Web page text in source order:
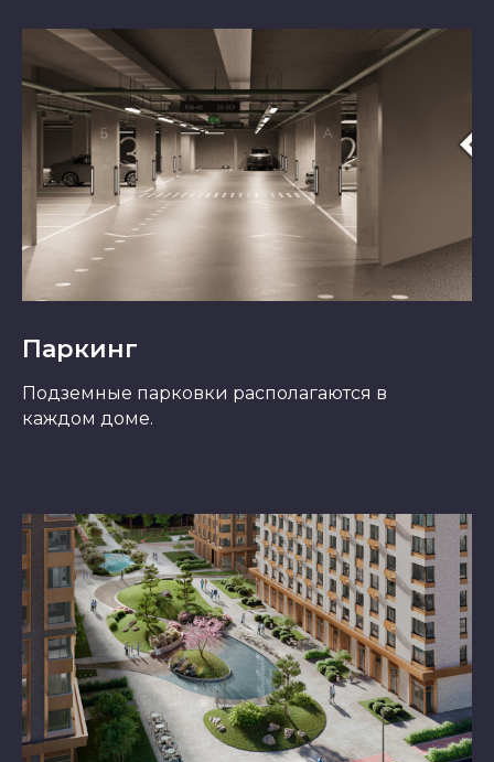
Паркинг
Подземные парковки располагаются в
каждом доме.